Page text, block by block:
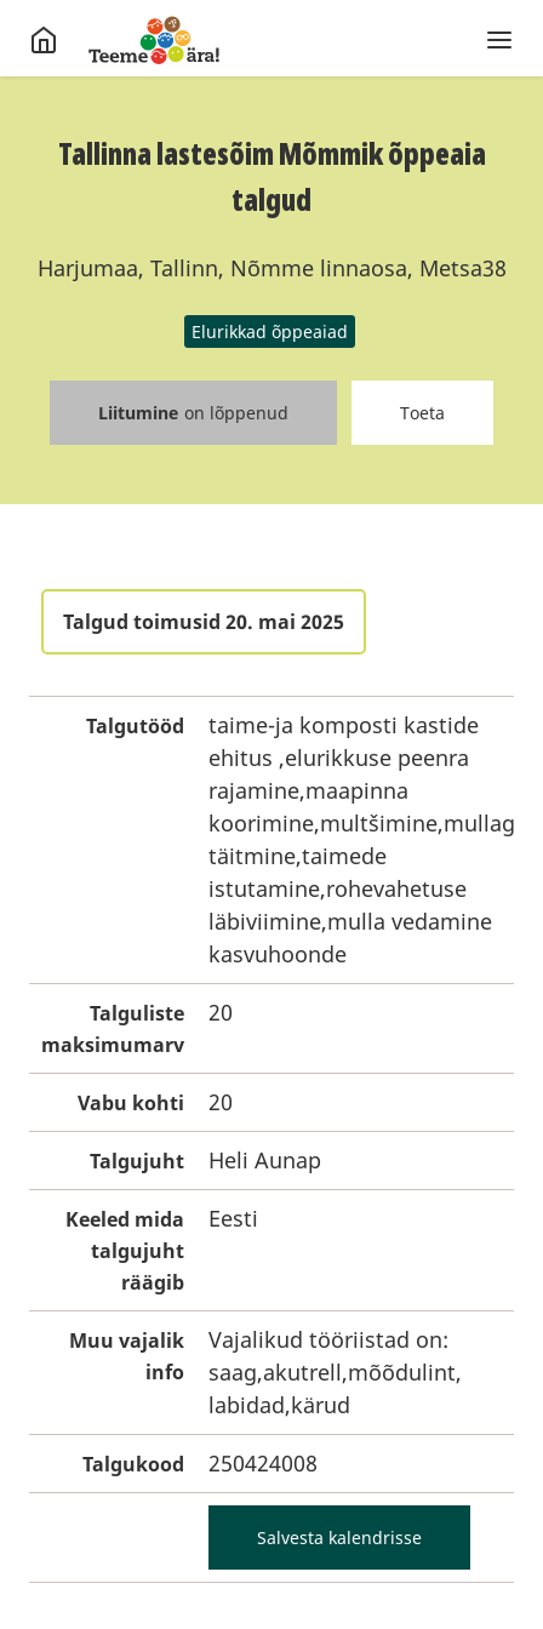
Tallinna lastesõim Mõmmik õppeaia
talgud
Harjumaa, Tallinn, Nõmme linnaosa, Metsa38
Elurikkad õppeaiad
Liitumine on lõppenud Toeta
Talgud toimusid 20. mai 2025
Talgutööd
taime-ja komposti kastide
ehitus ,elurikkuse peenra
rajamine,maapinna
koorimine,multšimine,mullaga
täitmine,taimede
istutamine,rohevahetuse
läbiviimine,mulla vedamine
kasvuhoonde
Talguliste
maksimumarv
20
Vabu kohti 20
Talgujuht Heli Aunap
Keeled mida
talgujuht
räägib
Eesti
Muu vajalik
info
Vajalikud tööriistad on:
saag,akutrell,mõõdulint,
labidad,kärud
Talgukood 250424008
Salvesta kalendrisse